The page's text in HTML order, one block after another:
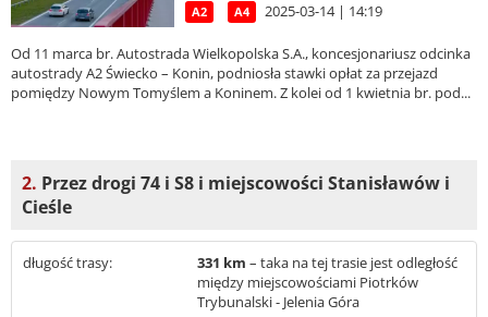
A2 A4 2025-03-14 | 14:19
Od 11 marca br. Autostrada Wielkopolska S.A., koncesjonariusz odcinka
autostrady A2 Świecko – Konin, podniosła stawki opłat za przejazd
pomiędzy Nowym Tomyślem a Koninem. Z kolei od 1 kwietnia br. pod...
2. Przez drogi 74 i S8 i miejscowości Stanisławów i
Cieśle
długość trasy: 331 km – taka na tej trasie jest odległość
między miejscowościami Piotrków
Trybunalski - Jelenia Góra